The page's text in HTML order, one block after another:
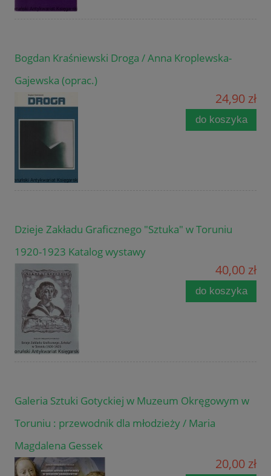
Bogdan Kraśniewski Droga / Anna Kroplewska-
Gajewska (oprac.)
24,90 zł
do koszyka
Dzieje Zakładu Graficznego "Sztuka" w Toruniu
1920-1923 Katalog wystawy
40,00 zł
do koszyka
Galeria Sztuki Gotyckiej w Muzeum Okręgowym w
Toruniu : przewodnik dla młodzieży / Maria
Magdalena Gessek
20,00 zł